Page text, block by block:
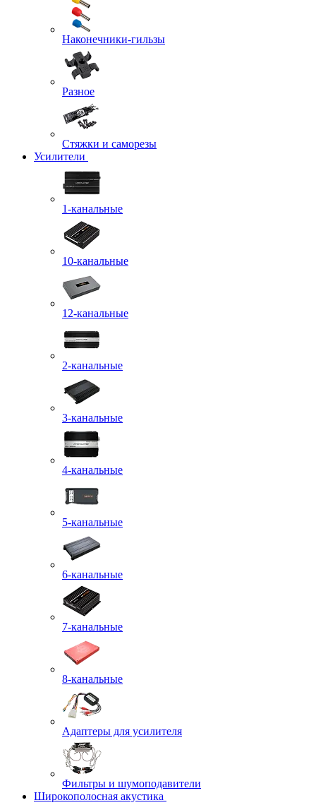
Наконечники-гильзы
Разное
Стяжки и саморезы
Усилители
1-канальные
10-канальные
12-канальные
2-канальные
3-канальные
4-канальные
5-канальные
6-канальные
7-канальные
8-канальные
Адаптеры для усилителя
Фильтры и шумоподавители
Широкополосная акустика